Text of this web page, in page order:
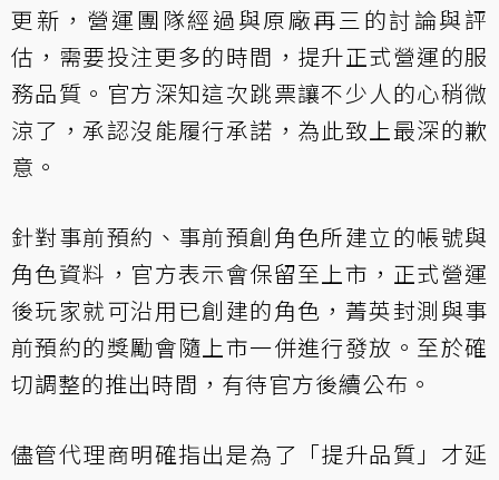
更新，營運團隊經過與原廠再三的討論與評
估，需要投注更多的時間，提升正式營運的服
務品質。官方深知這次跳票讓不少人的心稍微
涼了，承認沒能履行承諾，為此致上最深的歉
意。
針對事前預約、事前預創角色所建立的帳號與
角色資料，官方表示會保留至上市，正式營運
後玩家就可沿用已創建的角色，菁英封測與事
前預約的獎勵會隨上市一併進行發放。至於確
切調整的推出時間，有待官方後續公布。
儘管代理商明確指出是為了「提升品質」才延